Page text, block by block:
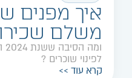
איך מפנים
משלם
לפינוי שוכרים ?
קרא עוד >>